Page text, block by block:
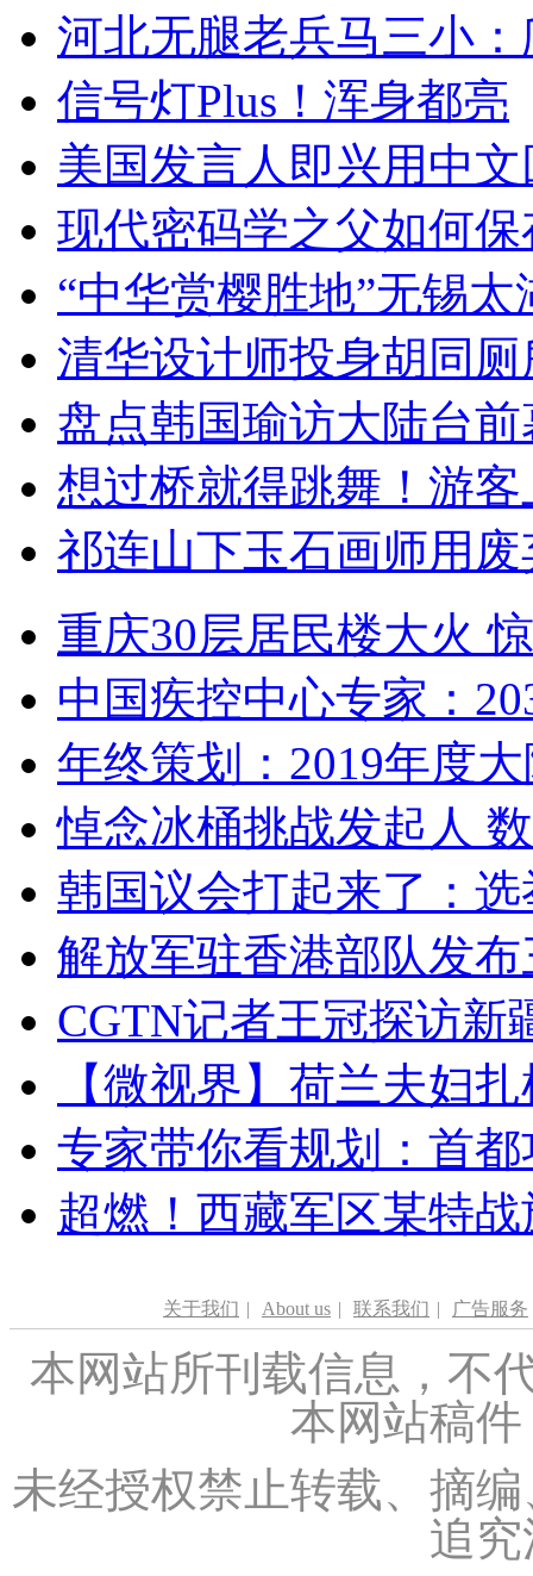
河北无腿老兵马三小
信号灯Plus！浑身都亮
美国发言人即兴用中
现代密码学之父如何
“中华赏樱胜地”无锡
清华设计师投身胡同
盘点韩国瑜访大陆台
想过桥就得跳舞！游客
祁连山下玉石画师用
重庆30层居民楼大火
中国疾控中心专家：
年终策划：2019年度
悼念冰桶挑战发起人
韩国议会打起来了：
解放军驻香港部队发
CGTN记者王冠探访新
【微视界】荷兰夫妇
专家带你看规划：首
超燃！西藏军区某特
关于我们 | About us | 联系我们 | 广告服务
本网站所刊载信息，不
本网站稿
未经授权禁止转载、摘
追